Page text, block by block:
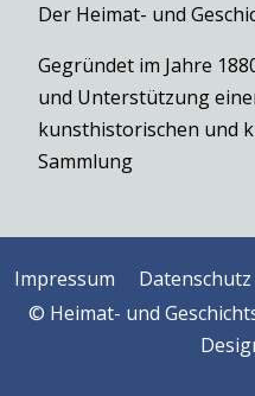
Der Heimat- und
Gegründet im Jahre
und Unterstützung
kunsthistorischen und
Sammlung
Impressum
Datenschutz
© Heimat- und